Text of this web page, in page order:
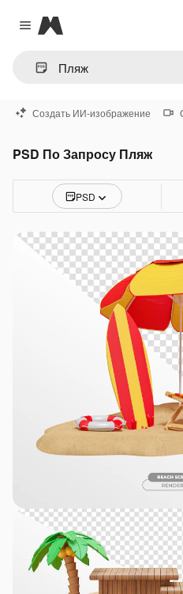
Close menu
Magnific
Создать ИИ-изображение
PSD По Запросу Пляж
PSD